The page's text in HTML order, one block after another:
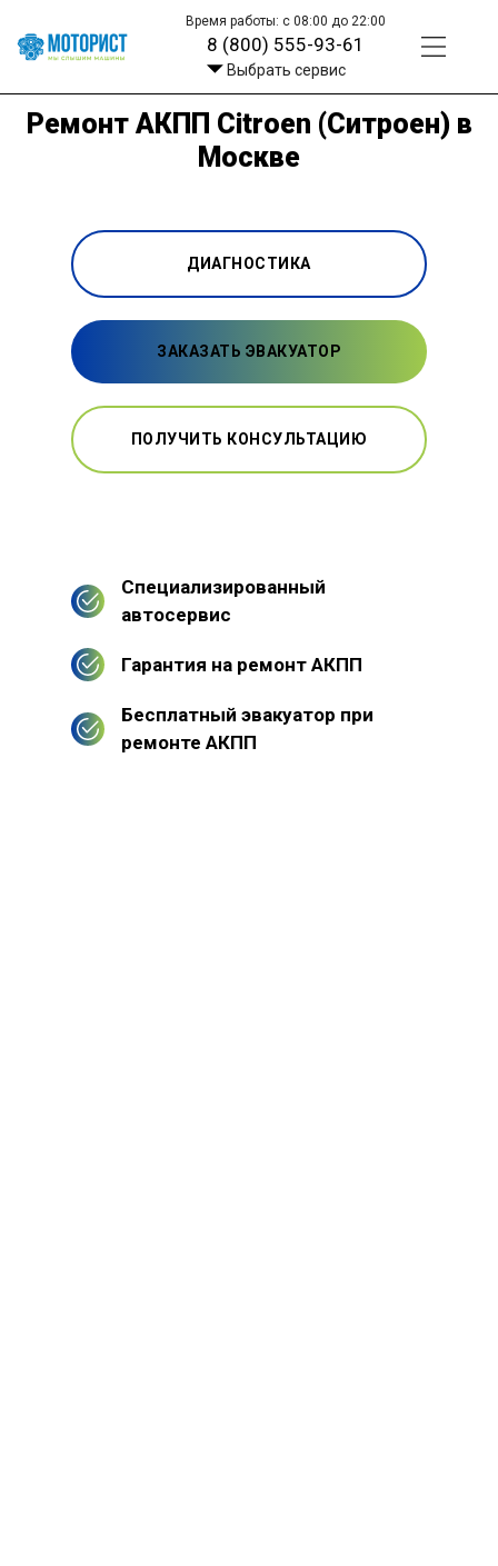
Время работы: с 08:00 до 22:00
8 (800) 555-93-61
Выбрать сервис
Ремонт АКПП Citroen (Ситроен) в
Москве
ДИАГНОСТИКА
ЗАКАЗАТЬ ЭВАКУАТОР
ПОЛУЧИТЬ КОНСУЛЬТАЦИЮ
Специализированный
автосервис
Гарантия на ремонт АКПП
Бесплатный эвакуатор при
ремонте АКПП